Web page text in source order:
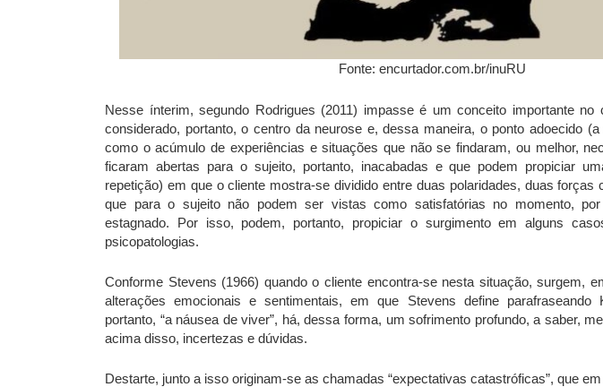
Fonte: encurtador.com.br/inuRU
Nesse ínterim, segundo Rodrigues (2011) impasse é um conceito importante no
considerado, portanto, o centro da neurose e, dessa maneira, o ponto adoecido
como o acúmulo de experiências e situações que não se findaram, ou melhor,
ficaram abertas para o sujeito, portanto, inacabadas e que podem propiciar
repetição) em que o cliente mostra-se dividido entre duas polaridades, duas forças
que para o sujeito não podem ser vistas como satisfatórias no momento,
estagnado. Por isso, podem, portanto, propiciar o surgimento em alguns
psicopatologias.
Conforme Stevens (1966) quando o cliente encontra-se nesta situação, surgem,
alterações emocionais e sentimentais, em que Stevens define parafraseando
portanto, “a náusea de viver”, há, dessa forma, um sofrimento profundo, a saber,
acima disso, incertezas e dúvidas.
Destarte, junto a isso originam-se as chamadas “expectativas catastróficas”, que